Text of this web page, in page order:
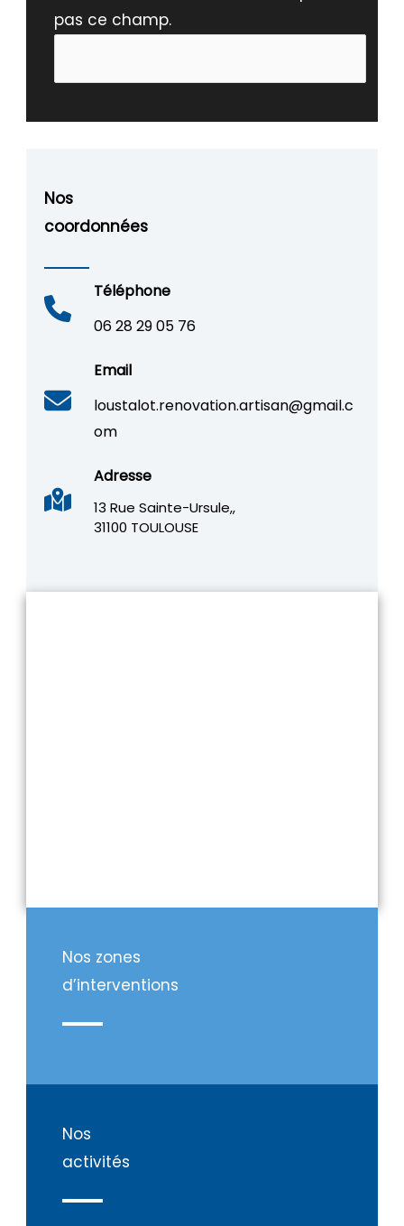
pas ce champ.
Nos
coordonnées
Téléphone
06 28 29 05 76
Email
loustalot.renovation.artisan@gmail.c
om
Adresse
13 Rue Sainte-Ursule,,
31100 TOULOUSE
Nos zones
d’interventions
Nos
activités